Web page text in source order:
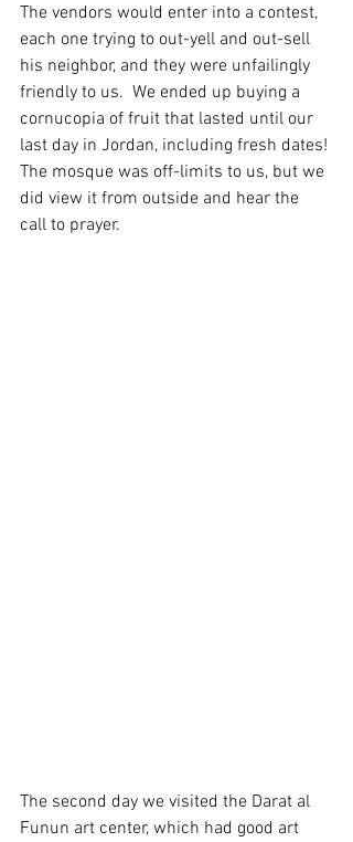
The vendors would enter into a contest,
each one trying to out-yell and out-sell
his neighbor, and they were unfailingly
friendly to us.  We ended up buying a
cornucopia of fruit that lasted until our
last day in Jordan, including fresh dates!
The mosque was off-limits to us, but we
did view it from outside and hear the
call to prayer.
The second day we visited the Darat al
Funun art center, which had good art